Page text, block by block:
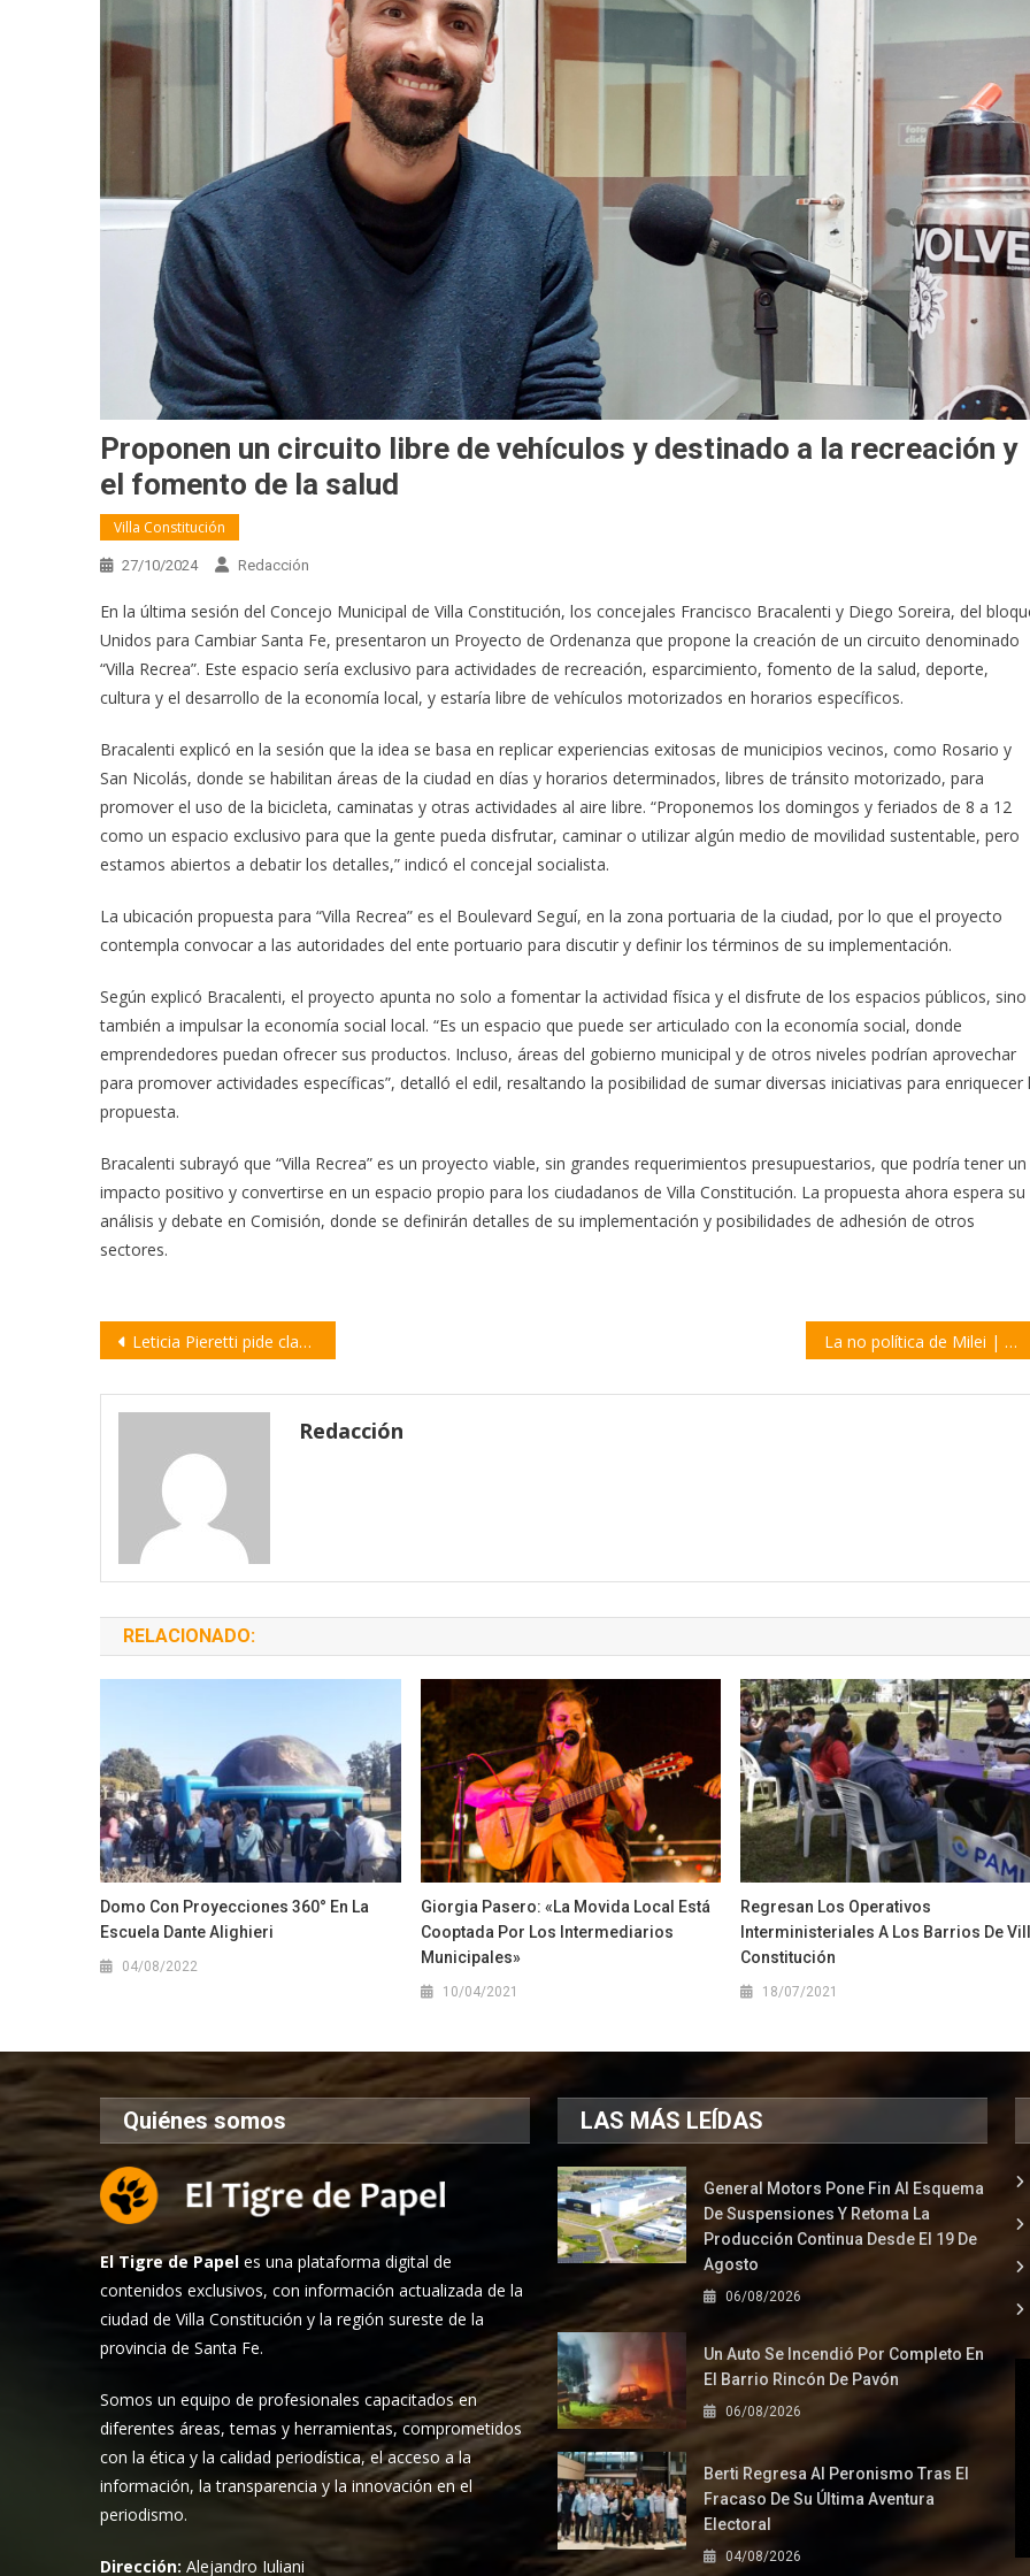
Proponen un circuito libre de vehículos y destinado a la recreación y
el fomento de la salud
Villa Constitución
27/10/2024 Redacción
En la última sesión del Concejo Municipal de Villa Constitución, los concejales Francisco Bracalenti y Diego Soreira, del
Unidos para Cambiar Santa Fe, presentaron un Proyecto de Ordenanza que propone la creación de un circuito denominado
“Villa Recrea”. Este espacio sería exclusivo para actividades de recreación, esparcimiento, fomento de la salud, deporte,
cultura y el desarrollo de la economía local, y estaría libre de vehículos motorizados en horarios específicos.
Bracalenti explicó en la sesión que la idea se basa en replicar experiencias exitosas de municipios vecinos, como Rosario y
San Nicolás, donde se habilitan áreas de la ciudad en días y horarios determinados, libres de tránsito motorizado, para
promover el uso de la bicicleta, caminatas y otras actividades al aire libre. “Proponemos los domingos y feriados de 8 a 12
como un espacio exclusivo para que la gente pueda disfrutar, caminar o utilizar algún medio de movilidad sustentable, pero
estamos abiertos a debatir los detalles,” indicó el concejal socialista.
La ubicación propuesta para “Villa Recrea” es el Boulevard Seguí, en la zona portuaria de la ciudad, por lo que el proyecto
contempla convocar a las autoridades del ente portuario para discutir y definir los términos de su implementación.
Según explicó Bracalenti, el proyecto apunta no solo a fomentar la actividad física y el disfrute de los espacios públicos, sino
también a impulsar la economía social local. “Es un espacio que puede ser articulado con la economía social, donde
emprendedores puedan ofrecer sus productos. Incluso, áreas del gobierno municipal y de otros niveles podrían aprovechar
para promover actividades específicas”, detalló el edil, resaltando la posibilidad de sumar diversas iniciativas para enriquecer
propuesta.
Bracalenti subrayó que “Villa Recrea” es un proyecto viable, sin grandes requerimientos presupuestarios, que podría tener un
impacto positivo y convertirse en un espacio propio para los ciudadanos de Villa Constitución. La propuesta ahora espera su
análisis y debate en Comisión, donde se definirán detalles de su implementación y posibilidades de adhesión de otros
sectores.
Navegación
entradas
Leticia Pieretti pide claridad sobre el predio de disposición final de residuos en Villa Constitución La no política de Milei | por Francisco Zarza
Redacción
RELACIONADO:
Domo Con Proyecciones 360° En La
Escuela Dante Alighieri
04/08/2022
Giorgia Pasero: «La Movida Local Está
Cooptada Por Los Intermediarios
Municipales»
10/04/2021
Regresan Los Operativos
Interministeriales A Los Barrios De
Constitución
18/07/2021
Quiénes somos
El Tigre de Papel es una plataforma digital de
contenidos exclusivos, con información actualizada de la
ciudad de Villa Constitución y la región sureste de la
provincia de Santa Fe.
Somos un equipo de profesionales capacitados en
diferentes áreas, temas y herramientas, comprometidos
con la ética y la calidad periodística, el acceso a la
información, la transparencia y la innovación en el
periodismo.
Dirección:Alejandro Iuliani
LAS MÁS LEÍDAS
General Motors Pone Fin Al Esquema
De Suspensiones Y Retoma La
Producción Continua Desde El 19 De
Agosto
06/08/2026
Un Auto Se Incendió Por Completo En
El Barrio Rincón De Pavón
06/08/2026
Berti Regresa Al Peronismo Tras El
Fracaso De Su Última Aventura
Electoral
04/08/2026